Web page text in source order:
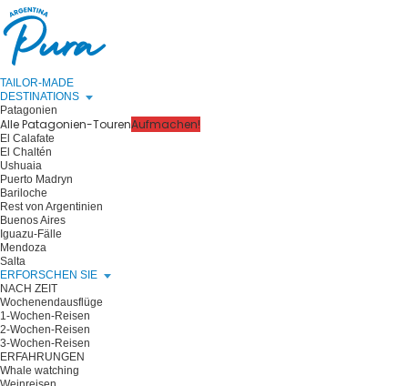
TAILOR-MADE
DESTINATIONS
Patagonien
Alle Patagonien-TourenAufmachen!
El Calafate
El Chaltén
Ushuaia
Puerto Madryn
Bariloche
Rest von Argentinien
Buenos Aires
Iguazu-Fälle
Mendoza
Salta
ERFORSCHEN SIE
NACH ZEIT
Wochenendausflüge
1-Wochen-Reisen
2-Wochen-Reisen
3-Wochen-Reisen
ERFAHRUNGEN
Whale watching